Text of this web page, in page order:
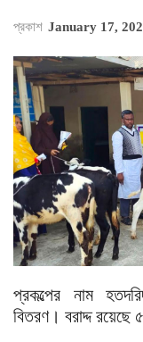
প্রকাশ January 17,
প্রকল্পের নাম
বিতরণ। বরাদ্দ